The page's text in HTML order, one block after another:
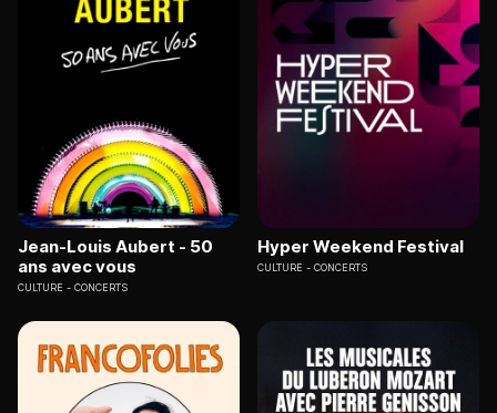
Jean-Louis Aubert - 50
ans avec vous
CULTURE CONCERTS
Hyper Weekend Festival
CULTURE CONCERTS